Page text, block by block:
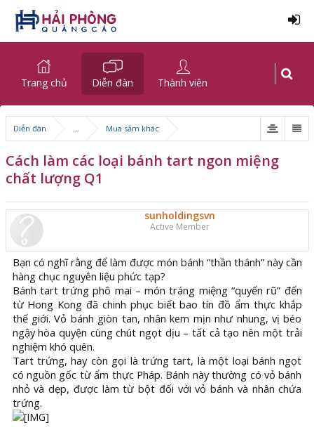
Diễn đàn ... Mua sắm khác
Cách làm các loại bánh tart ngon miệng
chất lượng Q1
sunholdingsvn
Active Member
Bạn có nghĩ rằng để làm được món bánh “thần thánh” này cần
hàng chục nguyên liệu phức tạp?
Bánh tart trứng phô mai – món tráng miệng “quyến rũ” đến
từ Hong Kong đã chinh phục biết bao tín đồ ẩm thực khắp
thế giới. Vỏ bánh giòn tan, nhân kem mịn như nhung, vị béo
ngậy hòa quyện cùng chút ngọt dịu – tất cả tạo nên một trải
nghiệm khó quên.
Tart trứng, hay còn gọi là trứng tart, là một loại bánh ngọt
có nguồn gốc từ ẩm thực Pháp. Bánh này thường có vỏ bánh
nhỏ và dẹp, được làm từ bột đối với vỏ bánh và nhân chứa
trứng.
Trang chủ Diễn đàn Thành viên